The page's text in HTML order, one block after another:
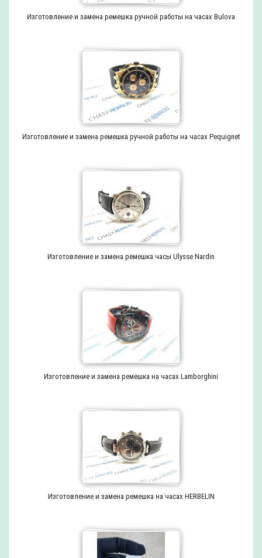
Изготовление и замена ремешка ручной работы на часах Bulova
Изготовление и замена ремешка ручной работы на часах Pequignet
Изготовление и замена ремешка часы Ulysse Nardin
Изготовление и замена ремешка на часах Lamborghini
Изготовление и замена ремешка на часах HERBELIN